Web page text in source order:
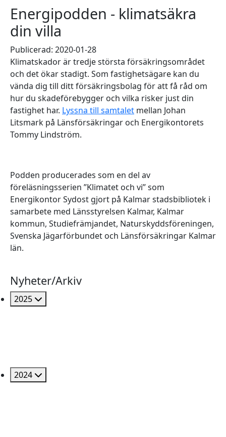
Energipodden - klimatsäkra
din villa
Publicerad: 2020-01-28
Klimatskador är tredje största försäkringsområdet
och det ökar stadigt. Som fastighetsägare kan du
vända dig till ditt försäkringsbolag för att få råd om
hur du skadeförebygger och vilka risker just din
fastighet har. Lyssna till samtalet mellan Johan
Litsmark på Länsförsäkringar och Energikontorets
Tommy Lindström.
Podden producerades som en del av
föreläsningsserien ”Klimatet och vi” som
Energikontor Sydost gjort på Kalmar stadsbibliotek i
samarbete med Länsstyrelsen Kalmar, Kalmar
kommun, Studiefrämjandet, Naturskyddsföreningen,
Svenska Jägarförbundet och Länsförsäkringar Kalmar
län.
Nyheter/Arkiv
2025
2024